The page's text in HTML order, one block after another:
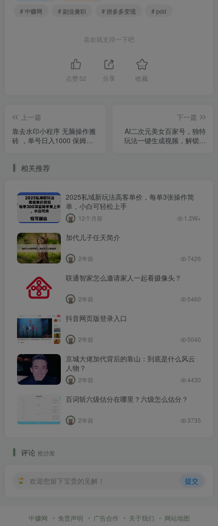
# 中赚网
# 副业兼职 # 拼多多变现 # pdd
喜欢就支持一下吧
点赞 52 分享 收藏
上一篇
靠去水印小程序 无脑操作搬
砖 ，单号日入1000 保姆级
下一篇
AI二次元美女百家号，独特
玩法一键生成视频，解锁流
相关推荐
2025私域新玩法高客单价，每单3张操作简
单，小白可轻松上手
12个月前 1.2W+
加代儿子任天简介
2年前 7426
联通智家怎么邀请家人一起看摄像头？
2年前 5460
抖音网页版登录入口
2年前 5040
京城大佬加代背后的靠山：到底是什么风云
人物？
2年前 4430
百词斩六级估分在哪里？六级怎么估分？
2年前 3735
评论 抢沙发
欢迎您留下宝贵的见解！ 提交
中赚网 免责声明 广告合作 关于我们 网站地图